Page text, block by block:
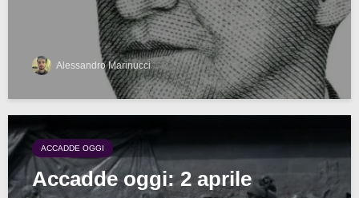
Alessandro Marinucci
ACCADDE OGGI
Accadde oggi: 2 aprile